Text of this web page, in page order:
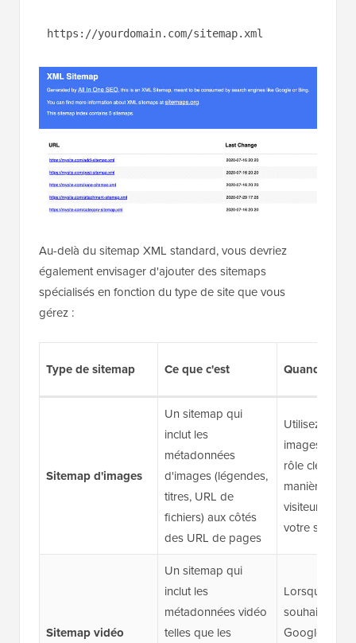
https://yourdomain.com/sitemap.xml
Au-delà du sitemap XML standard, vous devriez
également envisager d'ajouter des sitemaps
spécialisés en fonction du type de site que vous
gérez :
Type de sitemap Ce que c'est Quand
Sitemap d'images
Un sitemap qui
inclut les
métadonnées
d'images (légendes,
titres, URL de
fichiers) aux côtés
des URL de pages
Utilisez-le si
images
rôle clé dans
manière dont
visiteurs
votre site
Sitemap vidéo
Un sitemap qui
inclut les
métadonnées vidéo
telles que les
Lorsque vous
souhaitez que
Google